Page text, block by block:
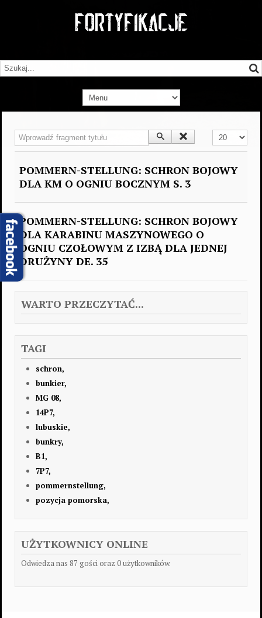
Wprowadź fragment tytułu Pokaż #
POMMERN-STELLUNG: SCHRON BOJOWY
DLA KM O OGNIU BOCZNYM S. 3
POMMERN-STELLUNG: SCHRON BOJOWY
DLA KARABINU MASZYNOWEGO O
OGNIU CZOŁOWYM Z IZBĄ DLA JEDNEJ
DRUŻYNY DE. 35
WARTO PRZECZYTAĆ...
TAGI
schron,
bunkier,
MG 08,
14P7,
lubuskie,
bunkry,
B1,
7P7,
pommernstellung,
pozycja pomorska,
UŻYTKOWNICY ONLINE
Odwiedza nas 87 gości oraz 0 użytkowników.